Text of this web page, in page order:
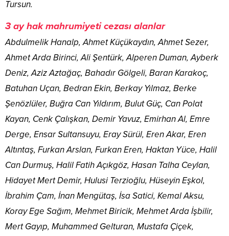
Tursun.
3 ay hak mahrumiyeti cezası alanlar
Abdulmelik Hanalp, Ahmet Küçükaydın, Ahmet Sezer,
Ahmet Arda Birinci, Ali Şentürk, Alperen Duman, Ayberk
Deniz, Aziz Aztağaç, Bahadır Gölgeli, Baran Karakoç,
Batuhan Uçan, Bedran Ekin, Berkay Yılmaz, Berke
Şenözlüler, Buğra Can Yıldırım, Bulut Güç, Can Polat
Kayan, Cenk Çalışkan, Demir Yavuz, Emirhan Al, Emre
Derge, Ensar Sultansuyu, Eray Sürül, Eren Akar, Eren
Altıntaş, Furkan Arslan, Furkan Eren, Haktan Yüce, Halil
Can Durmuş, Halil Fatih Açıkgöz, Hasan Talha Ceylan,
Hidayet Mert Demir, Hulusi Terzioğlu, Hüseyin Eşkol,
İbrahim Çam, İnan Mengütaş, İsa Satici, Kemal Aksu,
Koray Ege Sağım, Mehmet Biricik, Mehmet Arda İşbilir,
Mert Gayıp, Muhammed Gelturan, Mustafa Çiçek,